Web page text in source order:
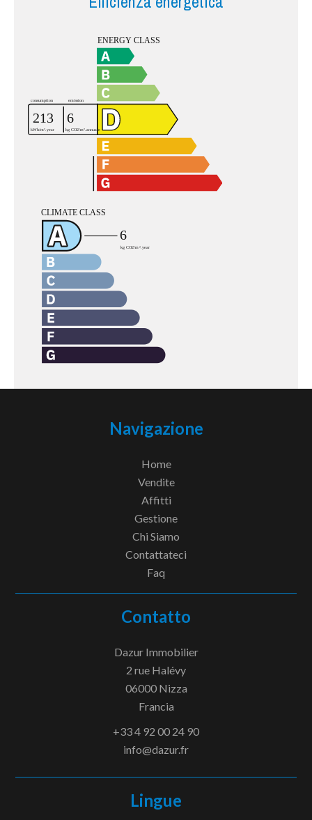
Navigazione
Home
Vendite
Affitti
Gestione
Chi Siamo
Contattateci
Faq
Contatto
Dazur Immobilier
2 rue Halévy
06000Nizza
Francia
+33 4 92 00 24 90
info@dazur.fr
Lingue